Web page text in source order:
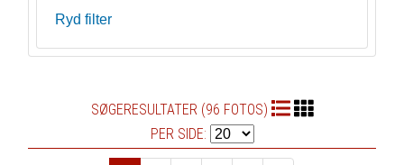
Ryd filter
SØGERESULTATER (96 FOTOS)
PER SIDE: